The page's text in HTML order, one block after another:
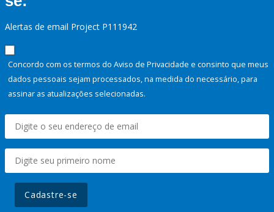
Alertas de email Project P111942
Concordo com os termos do Aviso de Privacidade e consinto que meus
dados pessoais sejam processados, na medida do necessário, para
assinar as atualizações selecionadas.
Cadastre-se